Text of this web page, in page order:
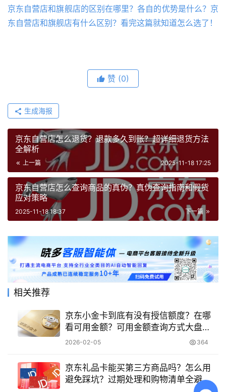
京东自营店和旗舰店的区别在哪里？各自的优势是什么？京
东自营店和旗舰店有什么区别？看完这篇就知道怎么选了！
赞 (0)
生成海报
京东自营店怎么退货？退款多久到账？超详细退货方法
全解析
上一篇 2025-11-18 17:25
京东自营店怎么查询商品的真伪？真伪查询指南和假货
应对策略
下一篇
2025-11-18 18:37
相关推荐
京东小金卡到底有没有授信额度？在哪
看可用金额？可用金额查询方式大盘
点！
2026-02-05 364
京东礼品卡能买第三方商品吗？怎么用
避免踩坑？过期处理和购物清单全避